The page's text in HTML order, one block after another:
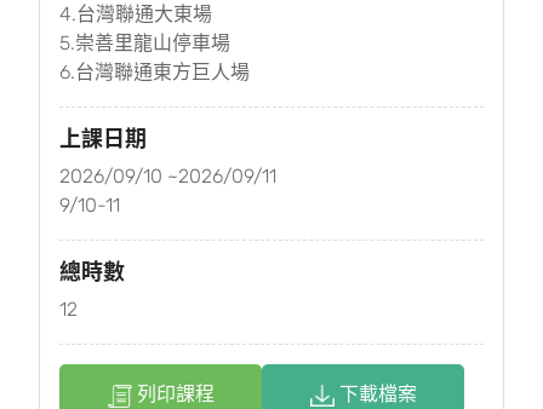
4.台灣聯通大東場
5.崇善里龍山停車場
6.台灣聯通東方巨人場
上課日期
2026/09/10 ~2026/09/11
9/10-11
總時數
12
列印課程 下載檔案